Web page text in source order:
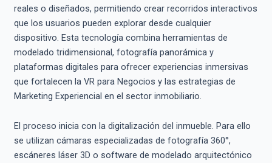
reales o diseñados, permitiendo crear recorridos interactivos
que los usuarios pueden explorar desde cualquier
dispositivo. Esta tecnología combina herramientas de
modelado tridimensional, fotografía panorámica y
plataformas digitales para ofrecer experiencias inmersivas
que fortalecen la VR para Negocios y las estrategias de
Marketing Experiencial en el sector inmobiliario.
El proceso inicia con la digitalización del inmueble. Para ello
se utilizan cámaras especializadas de fotografía 360°,
escáneres láser 3D o software de modelado arquitectónico